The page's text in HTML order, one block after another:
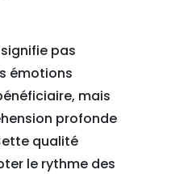
pas
émotions
mais
profonde
qualité
le rythme des